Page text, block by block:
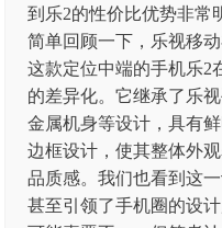
到乐2的性价比优势非常
简单回顾一下，乐视移
这款定位中端的手机乐2
的差异化。它继承了乐
金属机身等设计，具有
边框设计，使其整体外
品质感。我们也看到这
甚至引领了手机圈的设